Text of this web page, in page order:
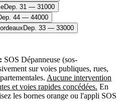
Dep. 31 — 31000
44 — 44000
Dep. 33 — 33000
SOS Dépanneuse (sos-
sur voies publiques, rues,
Aucune intervention
et voies rapides concédées. En
les bornes orange ou l'appli SOS